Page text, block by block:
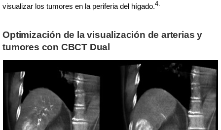
visualizar los tumores en la periferia del hígado.4.
Optimización de la visualización de arterias y
tumores con CBCT Dual